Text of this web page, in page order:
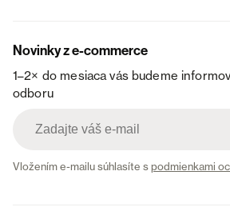
Novinky z e-commerce
1–2× do mesiaca vás budeme
odboru
Vložením e-mailu súhlasíte spodmienkami